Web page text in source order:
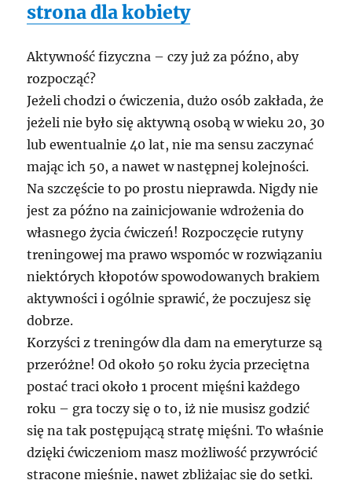
strona dla kobiety
Aktywność fizyczna – czy już za późno, aby
rozpocząć?
Jeżeli chodzi o ćwiczenia, dużo osób zakłada, że
jeżeli nie było się aktywną osobą w wieku 20, 30
lub ewentualnie 40 lat, nie ma sensu zaczynać
mając ich 50, a nawet w następnej kolejności.
Na szczęście to po prostu nieprawda. Nigdy nie
jest za późno na zainicjowanie wdrożenia do
własnego życia ćwiczeń! Rozpoczęcie rutyny
treningowej ma prawo wspomóc w rozwiązaniu
niektórych kłopotów spowodowanych brakiem
aktywności i ogólnie sprawić, że poczujesz się
dobrze.
Korzyści z treningów dla dam na emeryturze są
przeróżne! Od około 50 roku życia przeciętna
postać traci około 1 procent mięśni każdego
roku – gra toczy się o to, iż nie musisz godzić
się na tak postępującą stratę mięśni. To właśnie
dzięki ćwiczeniom masz możliwość przywrócić
stracone mięśnie, nawet zbliżając się do setki.